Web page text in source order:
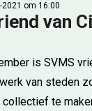
2021 om 16:00
van
is SVMS
van steden
te